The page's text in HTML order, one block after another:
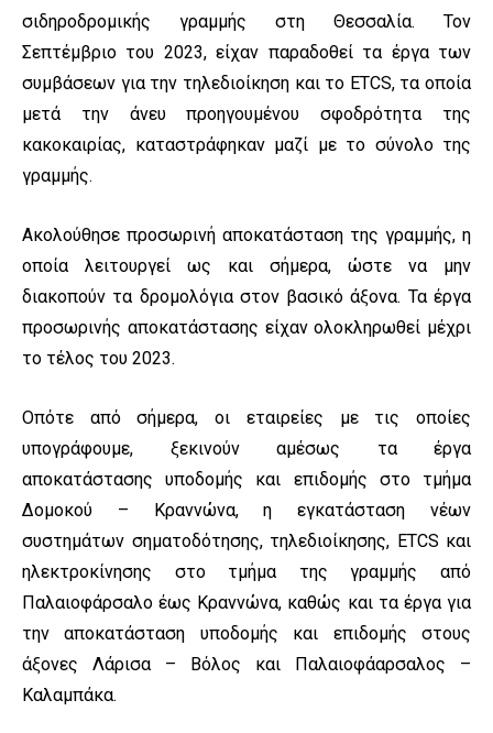
σιδηροδρομικής γραμμής στη Θεσσαλία. Τον
Σεπτέμβριο του 2023, είχαν παραδοθεί τα έργα των
συμβάσεων για την τηλεδιοίκηση και το ETCS, τα οποία
μετά την άνευ προηγουμένου σφοδρότητα της
κακοκαιρίας, καταστράφηκαν μαζί με το σύνολο της
γραμμής.
Ακολούθησε προσωρινή αποκατάσταση της γραμμής, η
οποία λειτουργεί ως και σήμερα, ώστε να μην
διακοπούν τα δρομολόγια στον βασικό άξονα. Τα έργα
προσωρινής αποκατάστασης είχαν ολοκληρωθεί μέχρι
το τέλος του 2023.
Οπότε από σήμερα, οι εταιρείες με τις οποίες
υπογράφουμε, ξεκινούν αμέσως τα έργα
αποκατάστασης υποδομής και επιδομής στο τμήμα
Δομοκού – Κραννώνα, η εγκατάσταση νέων
συστημάτων σηματοδότησης, τηλεδιοίκησης, ETCS και
ηλεκτροκίνησης στο τμήμα της γραμμής από
Παλαιοφάρσαλο έως Κραννώνα, καθώς και τα έργα για
την αποκατάσταση υποδομής και επιδομής στους
άξονες Λάρισα – Βόλος και Παλαιοφάαρσαλος –
Καλαμπάκα.